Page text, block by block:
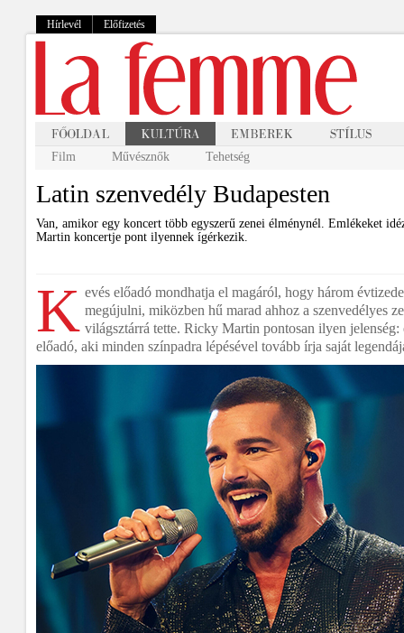
Hírlevél Előfizetés
Film Művésznők Tehetség
Latin szenvedély Budapesten
Van, amikor egy koncert több egyszerű zenei élménynél. Emlékeket
Martin koncertje pont ilyennek ígérkezik.
K evés előadó mondhatja el magáról, hogy három
megújulni, miközben hű marad ahhoz a szenvedélyes
világsztárrá tette. Ricky Martin pontosan ilyen jelenség:
előadó, aki minden színpadra lépésével tovább írja saját